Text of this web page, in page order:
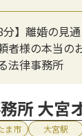
分】離婚の見
者様の本当の
法律事務所
所 大宮
ま市 大宮駅